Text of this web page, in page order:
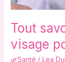
Tout
visage
🌿Santé / Lea
éclatante